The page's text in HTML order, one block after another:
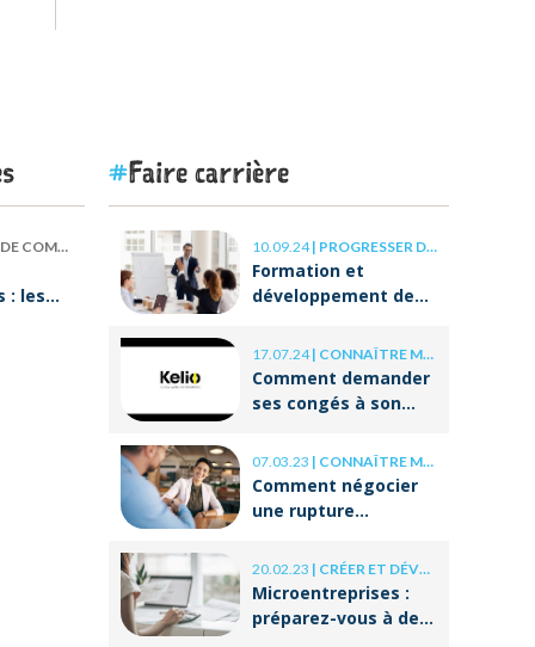
: les
Faire carrière
10.09.24| PROGRESSER DANS SA CARRIÈRE
Formation et
développement des
clés de la réussite à
long terme
17.07.24| CONNAÎTRE MES DROITS
Comment demander
ses congés à son
07.03.23 | CONNAÎTRE MES DROITS
Comment négocier
une rupture
20.02.23 | CRÉER ET DÉVELOPPER SA BOÎTE
Microentreprises :
préparez-vous à des